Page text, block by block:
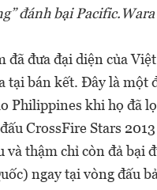
đánh bại Pacific.Wara
đã đưa đại diện của
tại bán kết. Đây là một
Philippines khi họ đã
CrossFire Stars
và thậm chỉ còn đả bại
ngay tại vòng đấu